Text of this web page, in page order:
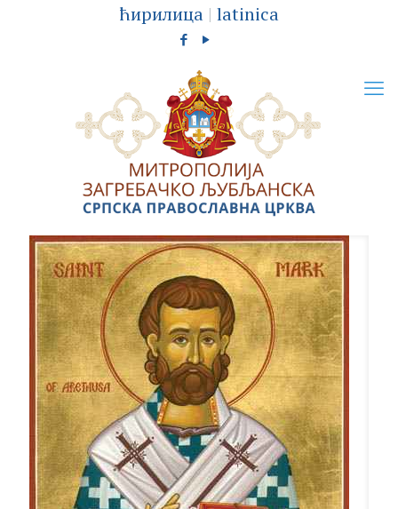
ћирилица | latinica